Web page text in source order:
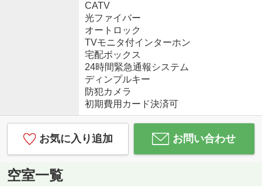
CATV
光ファイバー
オートロック
TVモニタ付インターホン
宅配ボックス
24時間緊急通報システム
ディンプルキー
防犯カメラ
初期費用カード決済可
お気に入り追加 お問い合わせ
空室一覧